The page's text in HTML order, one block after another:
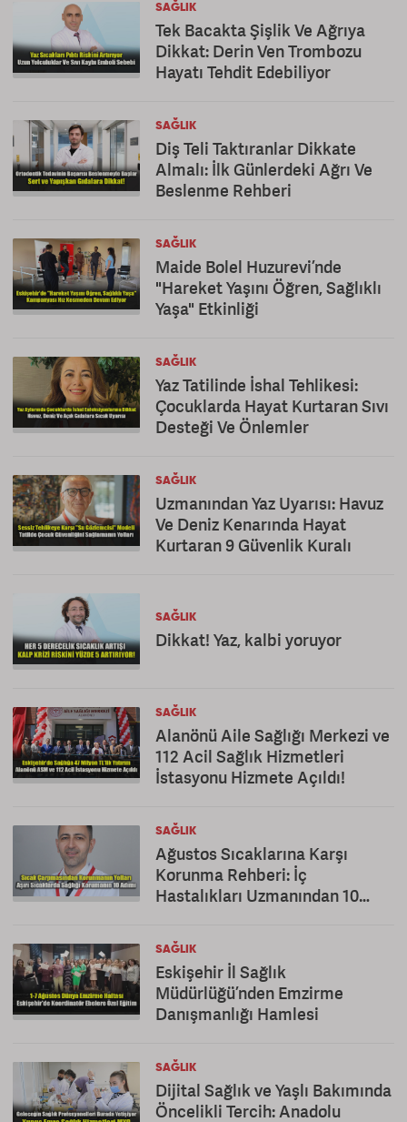
SAĞLIK
Tek Bacakta Şişlik Ve Ağrıya
Dikkat: Derin Ven Trombozu
Hayatı Tehdit Edebiliyor
SAĞLIK
Diş Teli Taktıranlar Dikkate
Almalı: İlk Günlerdeki Ağrı Ve
Beslenme Rehberi
SAĞLIK
Maide Bolel Huzurevi’nde
"Hareket Yaşını Öğren, Sağlıklı
Yaşa" Etkinliği
SAĞLIK
Yaz Tatilinde İshal Tehlikesi:
Çocuklarda Hayat Kurtaran Sıvı
Desteği Ve Önlemler
SAĞLIK
Uzmanından Yaz Uyarısı: Havuz
Ve Deniz Kenarında Hayat
Kurtaran 9 Güvenlik Kuralı
SAĞLIK
Dikkat! Yaz, kalbi yoruyor
SAĞLIK
Alanönü Aile Sağlığı Merkezi ve
112 Acil Sağlık Hizmetleri
İstasyonu Hizmete Açıldı!
SAĞLIK
Ağustos Sıcaklarına Karşı
Korunma Rehberi: İç
Hastalıkları Uzmanından 10
SAĞLIK
Eskişehir İl Sağlık
Müdürlüğü’nden Emzirme
Danışmanlığı Hamlesi
SAĞLIK
Dijital Sağlık ve Yaşlı Bakımında
Öncelikli Tercih: Anadolu